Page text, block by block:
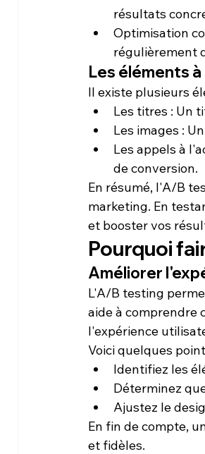
résultats
Optimisation
régulièrement
Les éléments
Il existe plusieurs
Les titres : Un
Les images :
Les appels à
de conversion.
En résumé, l'A/B
marketing. En
et booster vos
Pourquoi
Améliorer
L'A/B testing
aide à comprendre
l'expérience
Voici quelques
Identifiez les
Déterminez
Ajustez le
En fin de compte,
et fidèles.